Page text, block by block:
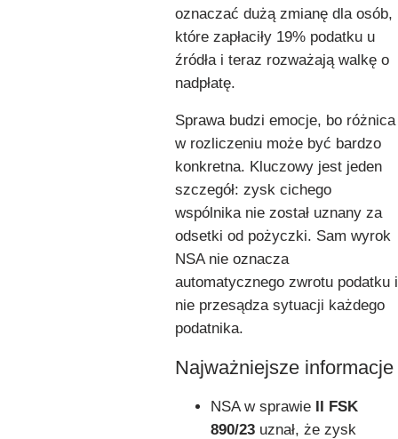
oznaczać dużą zmianę dla osób,
które zapłaciły 19% podatku u
źródła i teraz rozważają walkę o
nadpłatę.
Sprawa budzi emocje, bo różnica
w rozliczeniu może być bardzo
konkretna. Kluczowy jest jeden
szczegół: zysk cichego
wspólnika nie został uznany za
odsetki od pożyczki. Sam wyrok
NSA nie oznacza
automatycznego zwrotu podatku i
nie przesądza sytuacji każdego
podatnika.
Najważniejsze informacje
NSA w sprawie II FSK
890/23 uznał, że zysk